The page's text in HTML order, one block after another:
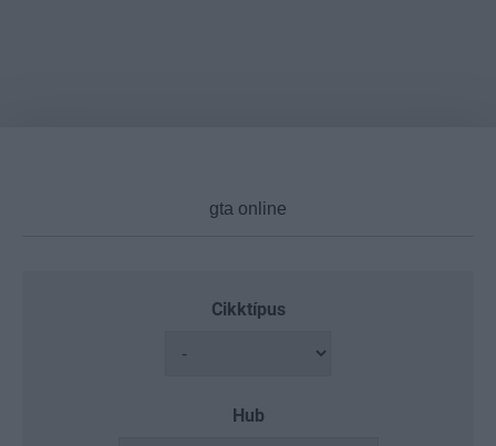
Cikktípus
Hub